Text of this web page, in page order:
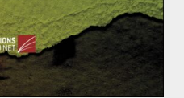
démocratiques se
ont été
sécuritaires et